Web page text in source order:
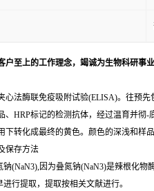
户至上的工作理念，竭诚为生物科研事
心法酶联免疫吸附试验(ELISA)。往预
、HRP标记的检测抗体，经过温育并彻
下转化成最终的黄色。颜色的深浅和样
保存方法
(NaN3),因为叠氮钠(NaN3)是辣根化物
行提取，提取按相关文献进行。